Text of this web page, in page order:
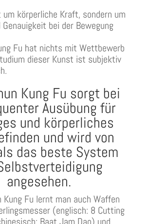
körperliche Kraft, sondern um
bei der Bewegung
Fu hat nichts mit Wettbewerb
dieser Kunst ist subjektiv
Kung Fu sorgt bei
Ausübung für
und körperliches
und wird von
das beste System
angesehen.
Kung Fu lernt man auch Waffen
(englisch: 8 Cutting
Baat Jam Dao) und